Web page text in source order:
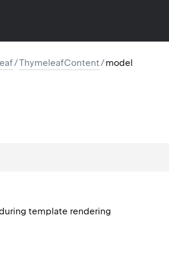
/ThymeleafContent/model
template rendering